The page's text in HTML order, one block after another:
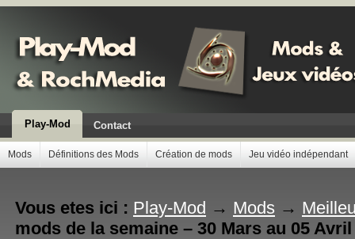
Play-Mod Contact
Mods Définitions des Mods Création de mods Jeu vidéo indépendant
Vous etes ici : Play-Mod → Mods →
mods de la semaine – 30 Mars au 05 Avril